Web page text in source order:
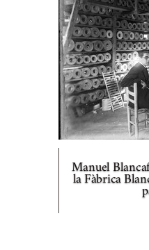
Manuel
la Fàbrica